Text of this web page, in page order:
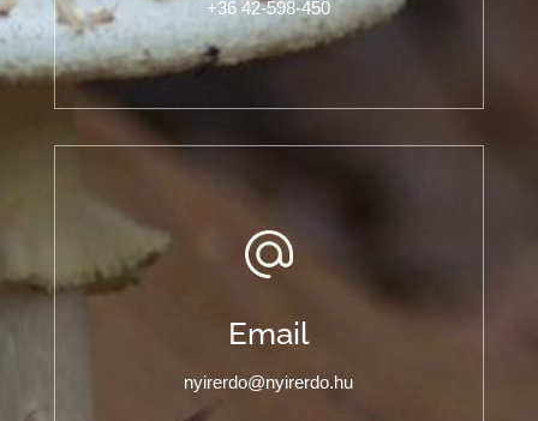
+36 42-598-450
Email
nyirerdo@nyirerdo.hu